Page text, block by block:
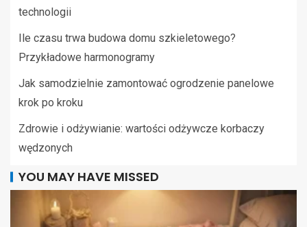
technologii
Ile czasu trwa budowa domu szkieletowego?
Przykładowe harmonogramy
Jak samodzielnie zamontować ogrodzenie panelowe
krok po kroku
Zdrowie i odżywianie: wartości odżywcze korbaczy
wędzonych
YOU MAY HAVE MISSED